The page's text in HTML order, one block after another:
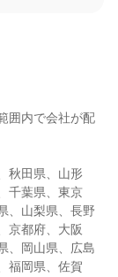
囲内で会社が配
秋田県、山形
千葉県、東京
、山梨県、長野
京都府、大阪
、岡山県、広島
福岡県、佐賀